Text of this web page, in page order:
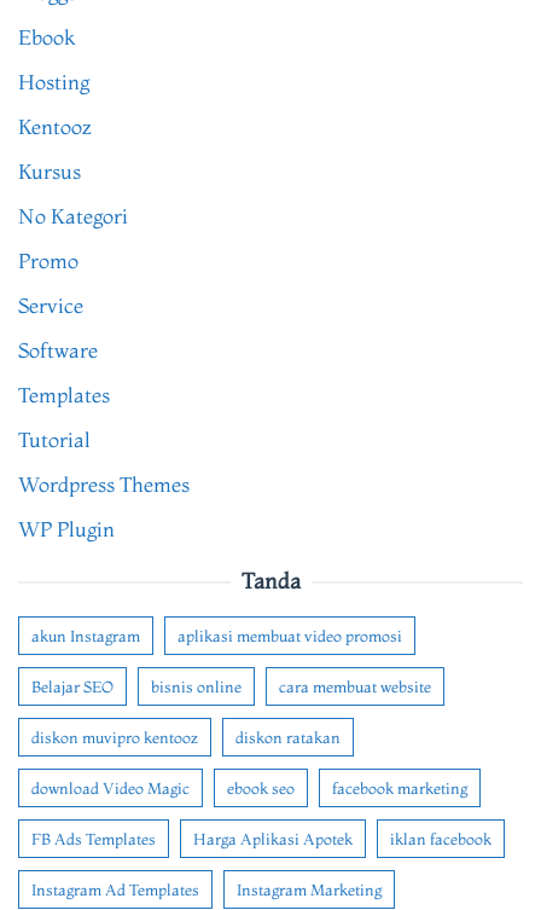
Ebook
Hosting
Kentooz
Kursus
No Kategori
Promo
Service
Software
Templates
Tutorial
Wordpress Themes
WP Plugin
Tanda
akun Instagram aplikasi membuat video promosi
Belajar SEO bisnis online cara membuat website
diskon muvipro kentooz diskon ratakan
download Video Magic ebook seo facebook marketing
FB Ads Templates Harga Aplikasi Apotek iklan facebook
Instagram Ad Templates Instagram Marketing